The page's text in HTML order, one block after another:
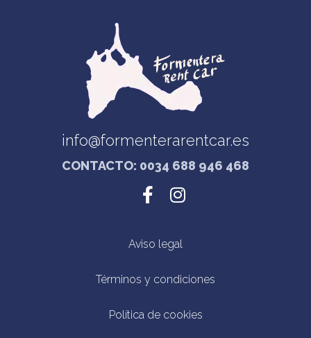
info@formenterarentcar.es
CONTACTO: 0034 688 946 468
Aviso legal
Términos y condiciones
Política de cookies